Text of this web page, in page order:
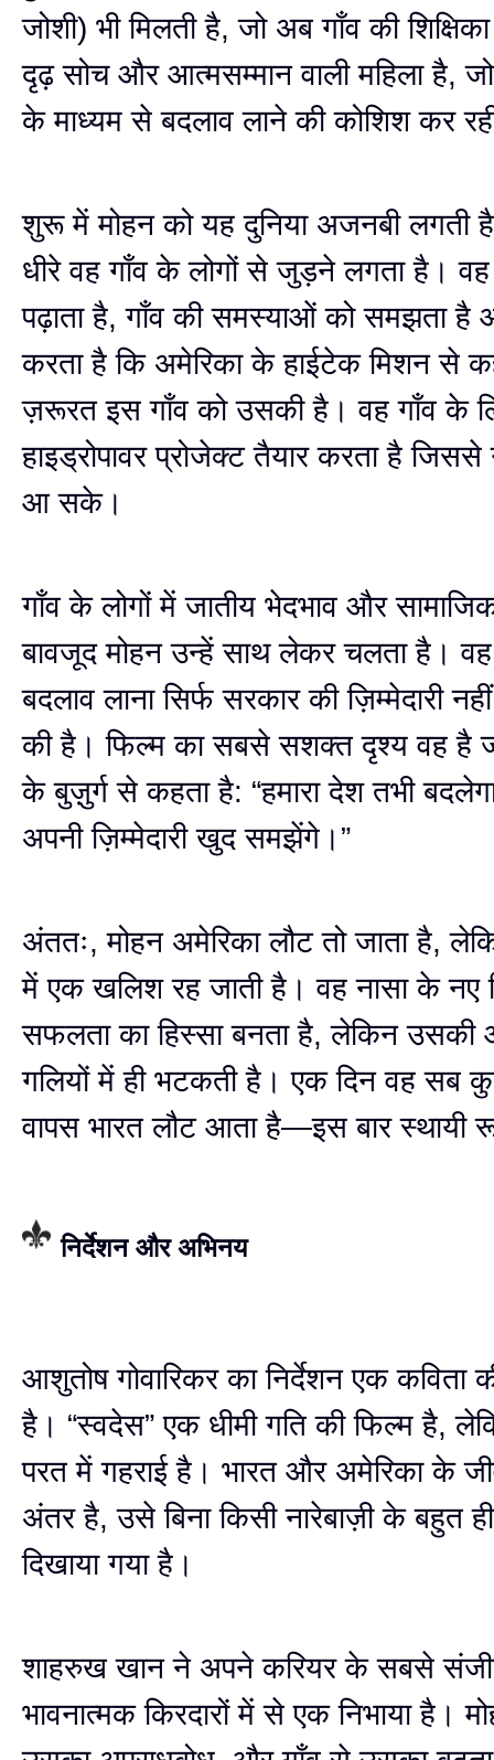
जोशी) भी मिलती है, जो अब गाँव की
दृढ़ सोच और आत्मसम्मान वाली महिला है, जो
के माध्यम से बदलाव लाने की कोशिश कर
शुरू में मोहन को यह दुनिया अजनबी लगती
धीरे वह गाँव के लोगों से जुड़ने लगता है। वह
पढ़ाता है, गाँव की समस्याओं को समझता
करता है कि अमेरिका के हाईटेक मिशन से
ज़रूरत इस गाँव को उसकी है। वह गाँव के
हाइड्रोपावर प्रोजेक्ट तैयार करता है जिससे
आ सके।
गाँव के लोगों में जातीय भेदभाव और
बावजूद मोहन उन्हें साथ लेकर चलता है। वह
बदलाव लाना सिर्फ सरकार की ज़िम्मेदारी
की है। फिल्म का सबसे सशक्त दृश्य वह है
के बुज़ुर्ग से कहता है: “हमारा देश तभी
अपनी ज़िम्मेदारी खुद समझेंगे।”
अंततः, मोहन अमेरिका लौट तो जाता है,
में एक खलिश रह जाती है। वह नासा के नए
सफलता का हिस्सा बनता है, लेकिन उसकी
गलियों में ही भटकती है। एक दिन वह सब
वापस भारत लौट आता है—इस बार स्थायी
निर्देशन और अभिनय
आशुतोष गोवारिकर का निर्देशन एक कविता
है। “स्वदेस” एक धीमी गति की फिल्म है,
परत में गहराई है। भारत और अमेरिका के
अंतर है, उसे बिना किसी नारेबाज़ी के बहुत
दिखाया गया है।
शाहरुख खान ने अपने करियर के सबसे
भावनात्मक किरदारों में से एक निभाया है।